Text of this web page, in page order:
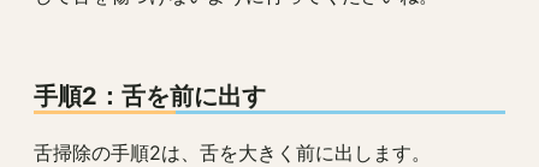
手順2：舌を前に出す
舌掃除の手順2は、舌を大きく前に出します。